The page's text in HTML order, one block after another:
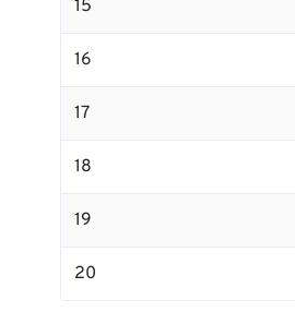
15
16
17
18
19
20